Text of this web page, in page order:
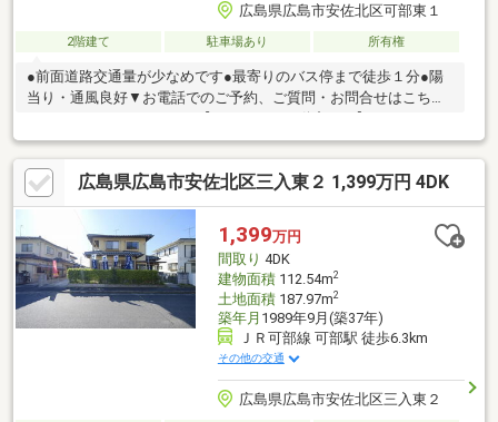
広島県広島市安佐北区可部東１
2階建て 駐車場あり 所有権
●前面道路交通量が少なめです●最寄りのバス停まで徒歩１分●陽
当り・通風良好▼お電話でのご予約、ご質問・お問合せはこちら
広島県広島市安佐北区三入東２ 1,399万円 4DK
1,399万円
間取り 4DK
建物面積112.54m2
土地面積187.97m2
築年月 1989年9月(築37年)
ＪＲ可部線 可部駅 徒歩6.3km
その他の交通
広島県広島市安佐北区三入東２